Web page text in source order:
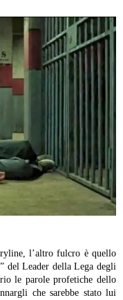
l’altro fulcro è quello
” del Leader della Lega degli
le parole profetiche dello
che sarebbe stato lui